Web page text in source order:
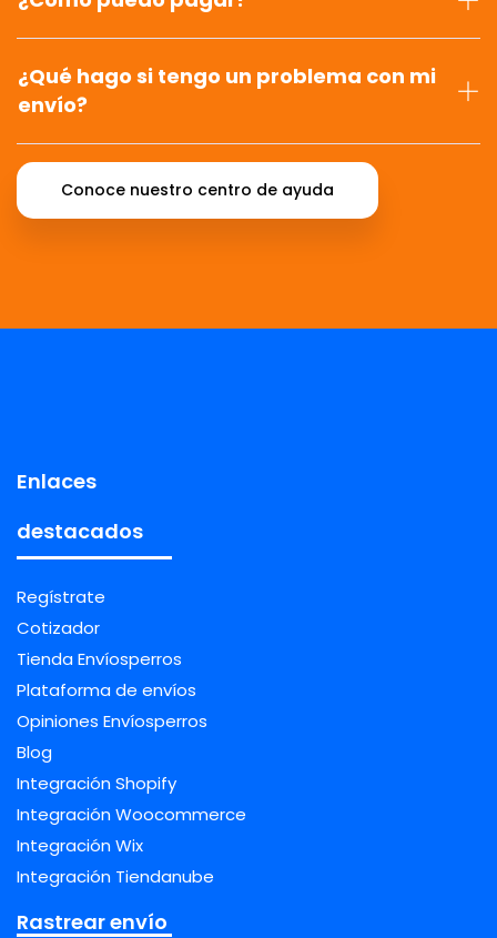
¿Qué hago si tengo un problema con mi
envío?
Conoce nuestro centro de ayuda
Enlaces
destacados
Regístrate
Cotizador
Tienda Envíosperros
Plataforma de envíos
Opiniones Envíosperros
Blog
Integración Shopify
Integración Woocommerce
Integración Wix
Integración Tiendanube
Rastrear envío